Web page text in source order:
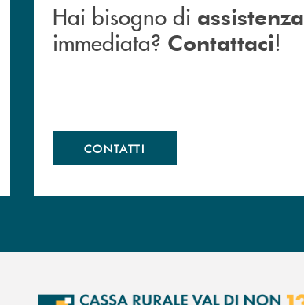
Hai bisogno di assistenza
immediata? Contattaci!
CONTATTI